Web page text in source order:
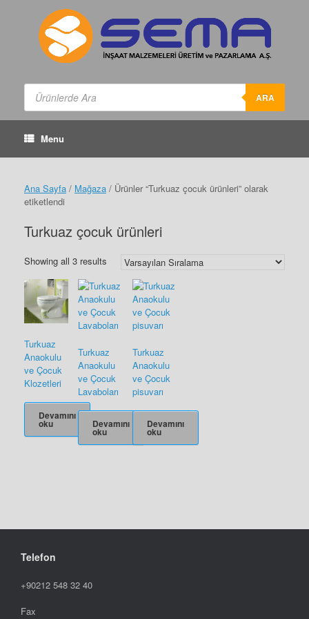
Products
search ARA
Menu
Ana Sayfa / Mağaza / Ürünler “Turkuaz çocuk ürünleri” olarak
etiketlendi
Turkuaz çocuk ürünleri
Showing all 3 results
Turkuaz
Anaokulu
ve Çocuk
Klozetleri
Devamını
oku
Turkuaz
Anaokulu
ve Çocuk
Lavaboları
Devamını
oku
Turkuaz
Anaokulu
ve Çocuk
pisuvarı
Devamını
oku
Telefon
+90212 548 32 40
Fax